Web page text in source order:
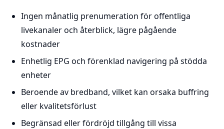
Ingen månatlig prenumeration för offentliga
livekanaler och återblick, lägre pågående
kostnader
Enhetlig EPG och förenklad navigering på stödda
enheter
Beroende av bredband, vilket kan orsaka buffring
eller kvalitetsförlust
Begränsad eller fördröjd tillgång till vissa